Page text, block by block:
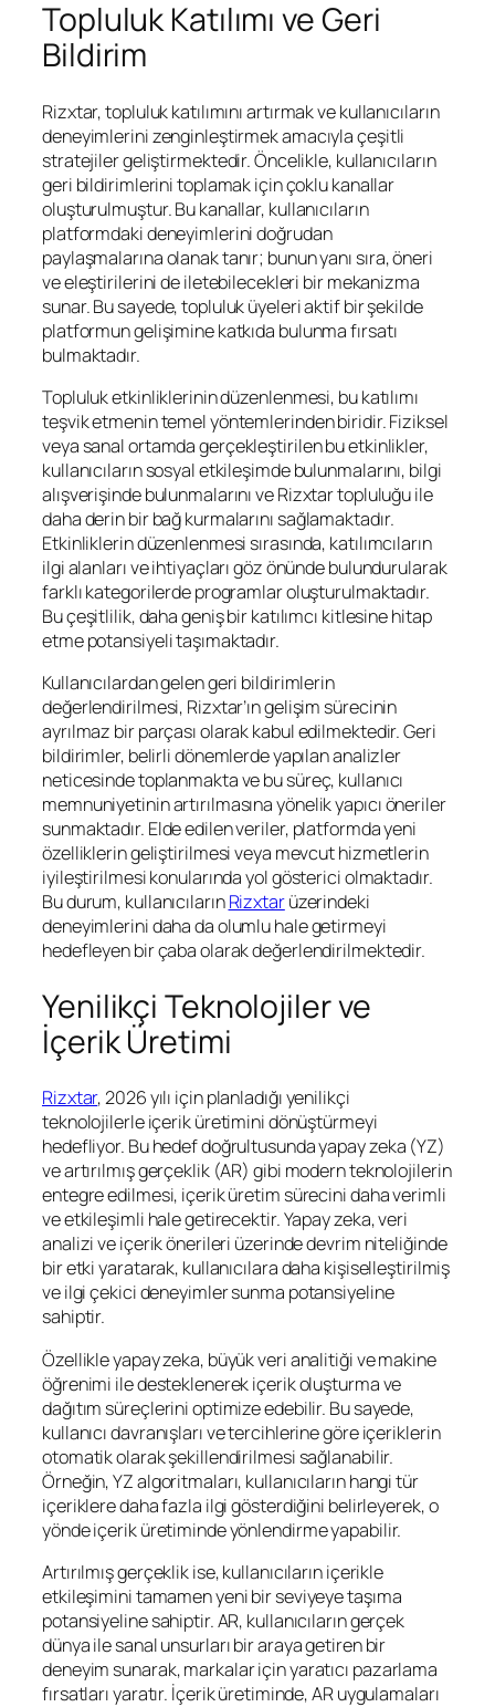
Topluluk Katılımı ve Geri
Bildirim
Rizxtar, topluluk katılımını artırmak ve kullanıcıların
deneyimlerini zenginleştirmek amacıyla çeşitli
stratejiler geliştirmektedir. Öncelikle, kullanıcıların
geri bildirimlerini toplamak için çoklu kanallar
oluşturulmuştur. Bu kanallar, kullanıcıların
platformdaki deneyimlerini doğrudan
paylaşmalarına olanak tanır; bunun yanı sıra, öneri
ve eleştirilerini de iletebilecekleri bir mekanizma
sunar. Bu sayede, topluluk üyeleri aktif bir şekilde
platformun gelişimine katkıda bulunma fırsatı
bulmaktadır.
Topluluk etkinliklerinin düzenlenmesi, bu katılımı
teşvik etmenin temel yöntemlerinden biridir. Fiziksel
veya sanal ortamda gerçekleştirilen bu etkinlikler,
kullanıcıların sosyal etkileşimde bulunmalarını, bilgi
alışverişinde bulunmalarını ve Rizxtar topluluğu ile
daha derin bir bağ kurmalarını sağlamaktadır.
Etkinliklerin düzenlenmesi sırasında, katılımcıların
ilgi alanları ve ihtiyaçları göz önünde bulundurularak
farklı kategorilerde programlar oluşturulmaktadır.
Bu çeşitlilik, daha geniş bir katılımcı kitlesine hitap
etme potansiyeli taşımaktadır.
Kullanıcılardan gelen geri bildirimlerin
değerlendirilmesi, Rizxtar’ın gelişim sürecinin
ayrılmaz bir parçası olarak kabul edilmektedir. Geri
bildirimler, belirli dönemlerde yapılan analizler
neticesinde toplanmakta ve bu süreç, kullanıcı
memnuniyetinin artırılmasına yönelik yapıcı öneriler
sunmaktadır. Elde edilen veriler, platformda yeni
özelliklerin geliştirilmesi veya mevcut hizmetlerin
iyileştirilmesi konularında yol gösterici olmaktadır.
Bu durum, kullanıcılarınRizxtarüzerindeki
deneyimlerini daha da olumlu hale getirmeyi
hedefleyen bir çaba olarak değerlendirilmektedir.
Yenilikçi Teknolojiler ve
İçerik Üretimi
Rizxtar, 2026 yılı için planladığı yenilikçi
teknolojilerle içerik üretimini dönüştürmeyi
hedefliyor. Bu hedef doğrultusunda yapay zeka (YZ)
ve artırılmış gerçeklik (AR) gibi modern teknolojilerin
entegre edilmesi, içerik üretim sürecini daha verimli
ve etkileşimli hale getirecektir. Yapay zeka, veri
analizi ve içerik önerileri üzerinde devrim niteliğinde
bir etki yaratarak, kullanıcılara daha kişiselleştirilmiş
ve ilgi çekici deneyimler sunma potansiyeline
sahiptir.
Özellikle yapay zeka, büyük veri analitiği ve makine
öğrenimi ile desteklenerek içerik oluşturma ve
dağıtım süreçlerini optimize edebilir. Bu sayede,
kullanıcı davranışları ve tercihlerine göre içeriklerin
otomatik olarak şekillendirilmesi sağlanabilir.
Örneğin, YZ algoritmaları, kullanıcıların hangi tür
içeriklere daha fazla ilgi gösterdiğini belirleyerek, o
yönde içerik üretiminde yönlendirme yapabilir.
Artırılmış gerçeklik ise, kullanıcıların içerikle
etkileşimini tamamen yeni bir seviyeye taşıma
potansiyeline sahiptir. AR, kullanıcıların gerçek
dünya ile sanal unsurları bir araya getiren bir
deneyim sunarak, markalar için yaratıcı pazarlama
fırsatları yaratır. İçerik üretiminde, AR uygulamaları